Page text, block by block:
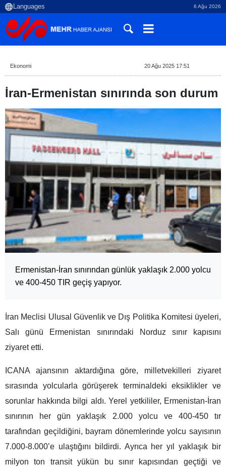
6 Ağu 2026
Ekonomi 20 Ağu 2025 17:51
İran-Ermenistan sınırında son durum
Ermenistan-İran sınırından günlük yaklaşık 2.000 yolcu
ve 400-450 TIR geçiş yapıyor.
İran Meclisi Ulusal Güvenlik ve Dış Politika Komitesi üyeleri,
Salı günü Ermenistan sınırındaki Norduz sınır kapısını
ziyaret etti.
ICANA ajansının aktardığına göre, milletvekilleri ziyaret
sırasında yolcularla görüşerek terminaldeki eksiklikler ve
sorunlar hakkında bilgi aldı. Yerel yetkililer, Ermenistan-İran
sınırının her gün yaklaşık 2.000 yolcu ve 400-450 tır
tarafından geçildiğini, bayram dönemlerinde yolcu sayısının
7.000-8.000’e ulaştığını bildirdi. Ayrıca her yıl yaklaşık bir
milyon ton transit yükün bu sınır kapısından geçtiği ve